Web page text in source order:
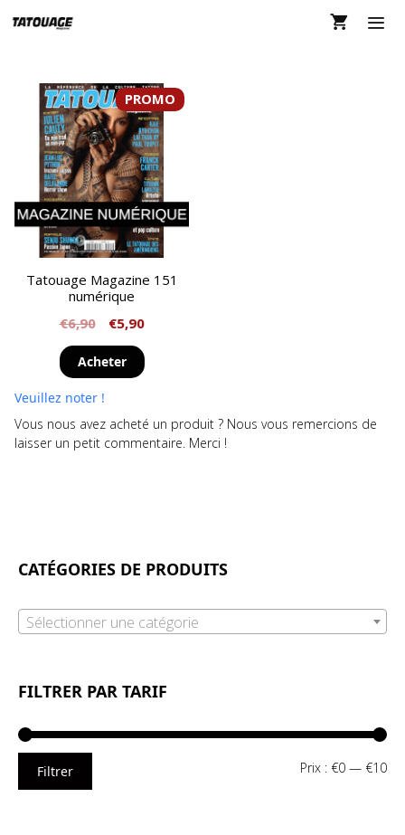
au
PROMO
Tatouage Magazine 151
numérique
€6,90 €5,90
Acheter
Veuillez noter !
Vous nous avez acheté un produit ? Nous vous remercions de
laisser un petit commentaire. Merci !
CATÉGORIES DE PRODUITS
Sélectionner une catégorie
FILTRER PAR TARIF
Filtrer Prix : €0 — €10